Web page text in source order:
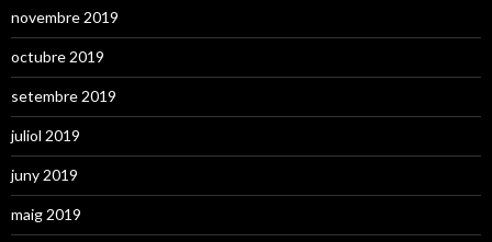
novembre 2019
octubre 2019
setembre 2019
juliol 2019
juny 2019
maig 2019